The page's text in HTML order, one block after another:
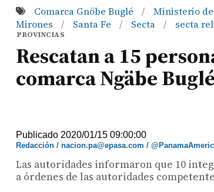
Comarca Gnöbe Buglé / Ministerio
Mirones
/ Santa Fe / Secta / secta
PROVINCIAS
Rescatan a 15
comarca Ngäbe Buglé
Publicado 2020/01/15 09:00:00
Redacción / nacion.pa@epasa.com /
Las autoridades informaron que 10
a órdenes de las autoridades